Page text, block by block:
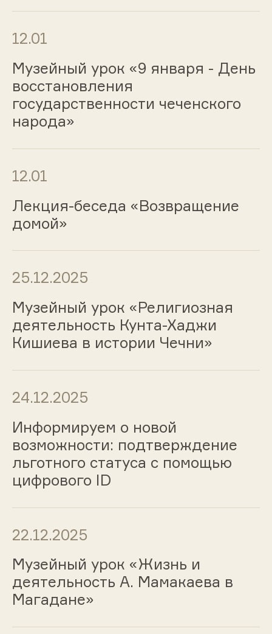
12.01
Музейный урок «9 января - День
восстановления
государственности чеченского
народа»
12.01
Лекция-беседа «Возвращение
домой»
25.12.2025
Музейный урок «Религиозная
деятельность Кунта-Хаджи
Кишиева в истории Чечни»
24.12.2025
Информируем о новой
возможности: подтверждение
льготного статуса с помощью
цифрового ID
22.12.2025
Музейный урок «Жизнь и
деятельность А. Мамакаева в
Магадане»